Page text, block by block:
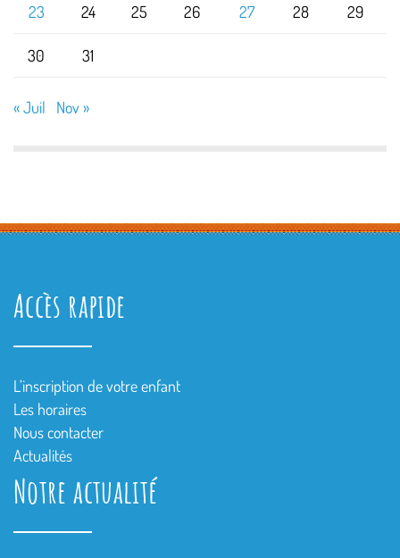
23 24 25 26 27 28 29
30 31
« Juil Nov »
Accès rapide
L’inscription de votre enfant
Les horaires
Nous contacter
Actualités
Notre actualité